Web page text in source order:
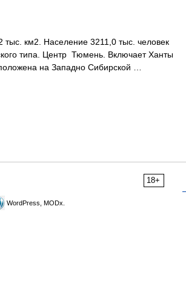
км2. Население 3211,0 тыс. человек
типа. Центр Тюмень. Включает Ханты
на Западно Сибирской …
18+
WordPress, MODx.